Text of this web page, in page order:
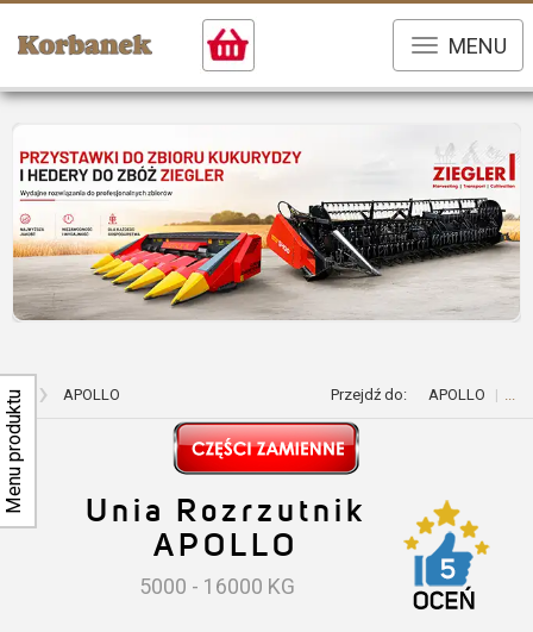
MENU
... APOLLO Przejdź do: APOLLO ...
Menu produktu Unia Rozrzutnik
APOLLO
5000 - 16000 KG